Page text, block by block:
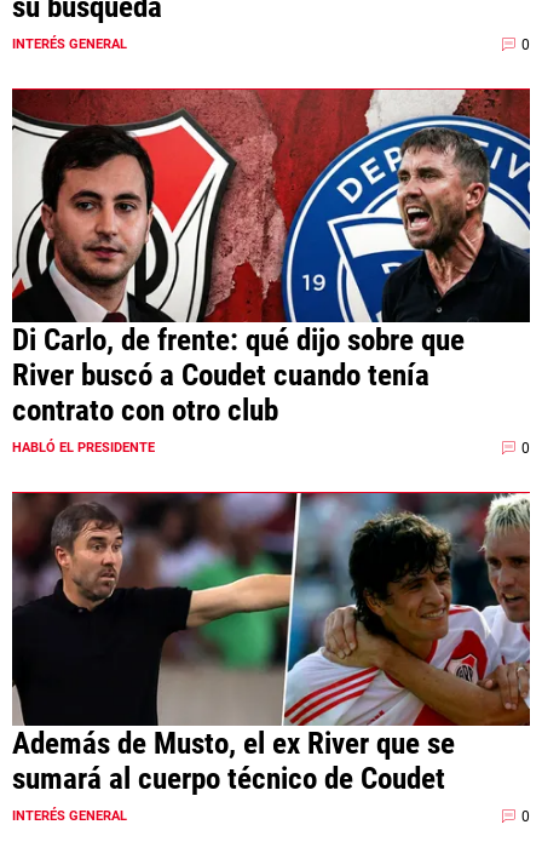
INTERÉS GENERAL 0
Di Carlo, de frente: qué dijo sobre que
River buscó a Coudet cuando tenía
contrato con otro club
HABLÓ EL PRESIDENTE 0
Además de Musto, el ex River que se
sumará al cuerpo técnico de Coudet
INTERÉS GENERAL 0